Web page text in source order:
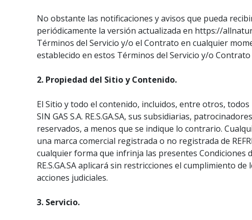
No obstante las notificaciones y avisos que pueda
periódicamente la versión actualizada en https://
Términos del Servicio y/o el Contrato en cualquier
establecido en estos Términos del Servicio y/o
2. Propiedad del Sitio y Contenido.
El Sitio y todo el contenido, incluidos, entre otros, todos
SIN GAS S.A. RE.S.GA.SA, sus subsidiarias,
reservados, a menos que se indique lo contrario.
una marca comercial registrada o no registrada de
cualquier forma que infrinja las presentes Condiciones
RE.S.GA.SA aplicará sin restricciones el cumplimiento
acciones judiciales.
3. Servicio.